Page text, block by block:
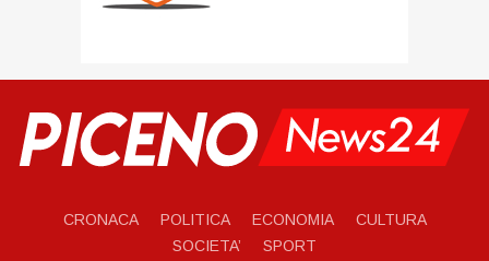
CRONACA POLITICA ECONOMIA
CULTURA
SOCIETA’
SPORT